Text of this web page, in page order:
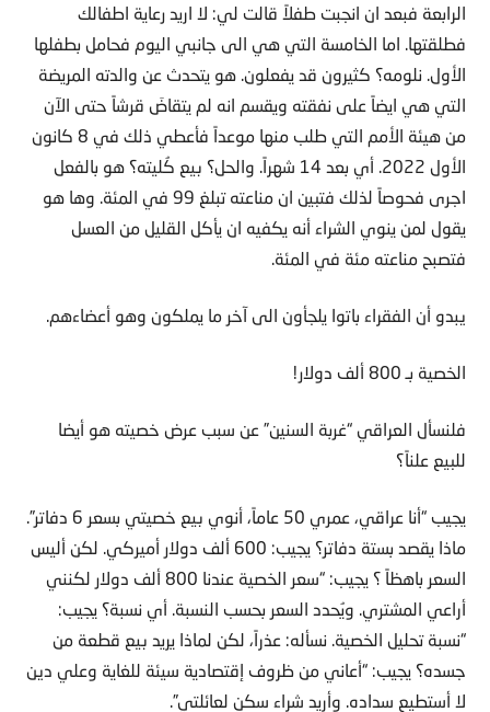
الرابعة فبعد ان انجبت طفلاً قالت لي: لا اريد رعاية اطفالك
فطلقتها. اما الخامسة التي هي الى جانبي اليوم فحامل بطفلها
الأول. نلومه؟ كثيرون قد يفعلون. هو يتحدث عن والدته المريضة
التي هي ايضاً على نفقته ويقسم انه لم يتقاضَ قرشاً حتى الآن
من هيئة الأمم التي طلب منها موعداً فأعطي ذلك في 8 كانون
الأول 2022. أي بعد 14 شهراً. والحل؟ بيع كُليته؟ هو بالفعل
اجرى فحوصاً لذلك فتبين ان مناعته تبلغ 99 في المئة. وها هو
يقول لمن ينوي الشراء أنه يكفيه ان يأكل القليل من العسل
فتصبح مناعته مئة في المئة.
يبدو أن الفقراء باتوا يلجأون الى آخر ما يملكون وهو أعضاءهم.
الخصية بـ 800 ألف دولار!
فلنسأل العراقي “غربة السنين” عن سبب عرض خصيته هو أيضا
للبيع علناً؟
يجيب “أنا عراقي، عمري 50 عاماً، أنوي بيع خصيتي بسعر 6 دفاتر”.
ماذا يقصد بستة دفاتر؟ يجيب: 600 ألف دولار أميركي. لكن أليس
السعر باهظاً ؟ يجيب: “سعر الخصية عندنا 800 ألف دولار لكنني
أراعي المشتري. ويُحدد السعر بحسب النسبة. أي نسبة؟ يجيب:
“نسبة تحليل الخصية. نسأله: عذراً، لكن لماذا يريد بيع قطعة من
جسده؟ يجيب: “أعاني من ظروف إقتصادية سيئة للغاية وعلي دين
لا أستطيع سداده. وأريد شراء سكن لعائلتي”.